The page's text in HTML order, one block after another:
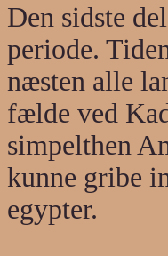
Den sidste
periode.
næsten alle
fælde ved
simpelthen
kunne gribe
egypter.